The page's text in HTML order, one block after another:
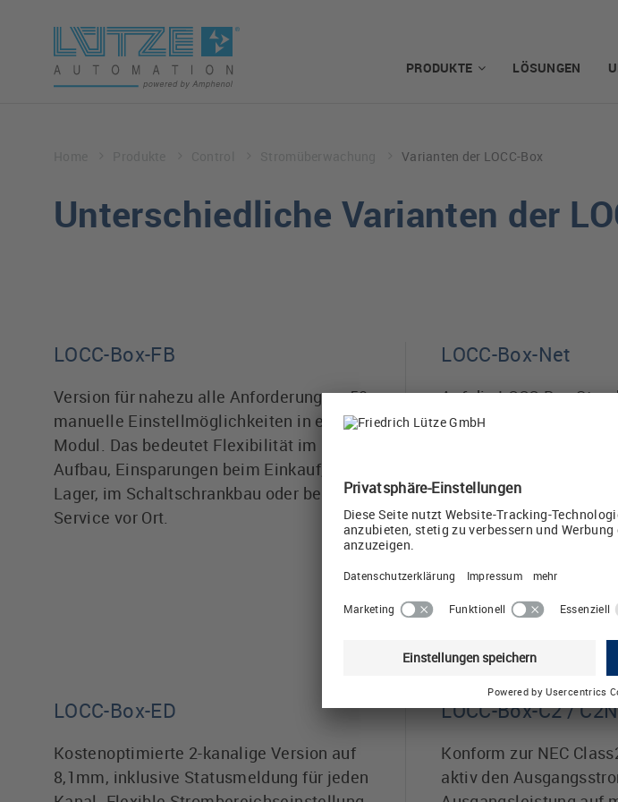
PRODUKTE LÖSUNGEN
Varianten der LOCC-Box
Unterschiedliche Varianten der
LOCC-Box-FB
Version für nahezu alle Anforderungen. 50
manuelle Einstellmöglichkeiten in einem
Modul. Das bedeutet Flexibilität im
Aufbau, Einsparungen beim Einkauf, im
Lager, im Schaltschrankbau oder beim
Service vor Ort.
LOCC-Box-Net
Auf die LOCC-Box
mit Kommunikation
und
und Ausschalten,
oder auch nur die
LOCC-Box-ED
Kostenoptimierte 2-kanalige Version auf
8,1mm, inklusive Statusmeldung für jeden
LOCC-Box-C2 /
Konform zur NEC
aktiv den